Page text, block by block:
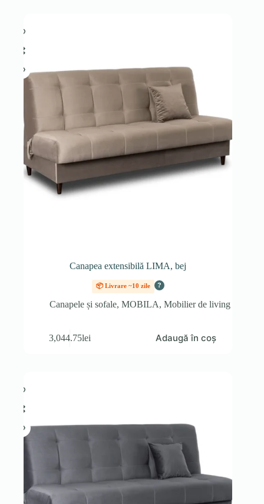
Canapea extensibilă LIMA, bej
📦 Livrare ~10 zile ?
Canapele și sofale, MOBILA, Mobilier de living
3,044.75lei Adaugă în coș